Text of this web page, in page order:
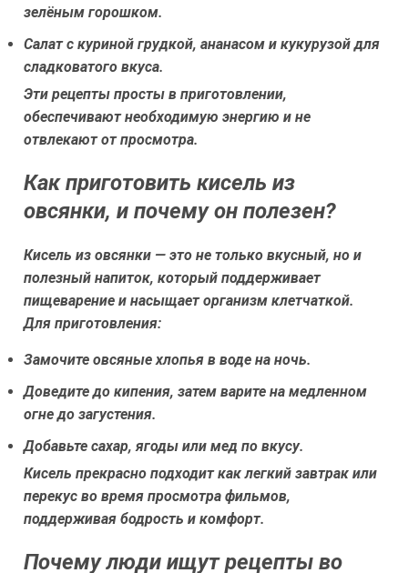
зелёным горошком.
Салат с куриной грудкой, ананасом и кукурузой для
сладковатого вкуса.
Эти рецепты просты в приготовлении,
обеспечивают необходимую энергию и не
отвлекают от просмотра.
Как приготовить кисель из
овсянки, и почему он полезен?
Кисель из овсянки — это не только вкусный, но и
полезный напиток, который поддерживает
пищеварение и насыщает организм клетчаткой.
Для приготовления:
Замочите овсяные хлопья в воде на ночь.
Доведите до кипения, затем варите на медленном
огне до загустения.
Добавьте сахар, ягоды или мед по вкусу.
Кисель прекрасно подходит как легкий завтрак или
перекус во время просмотра фильмов,
поддерживая бодрость и комфорт.
Почему люди ищут рецепты во